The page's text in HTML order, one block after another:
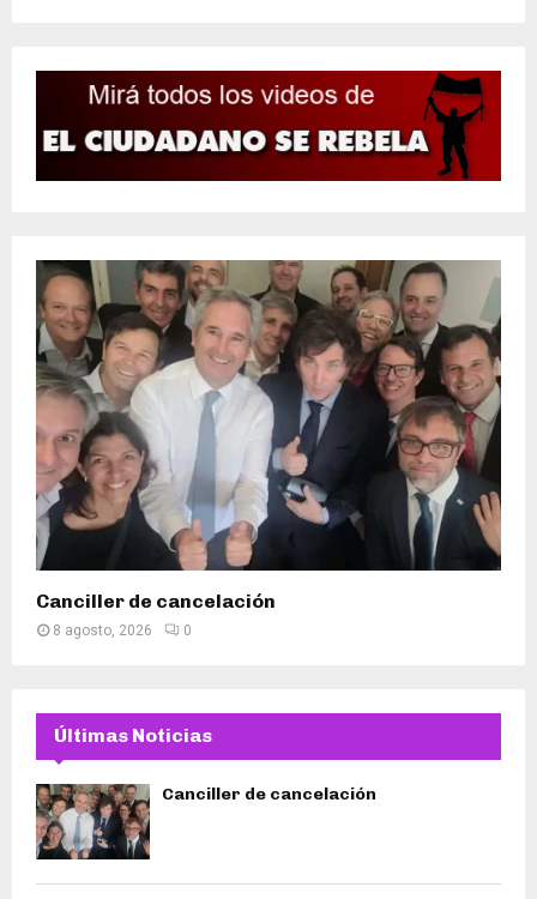
Canciller de cancelación
8 agosto, 2026 0
Últimas Noticias
Canciller de cancelación